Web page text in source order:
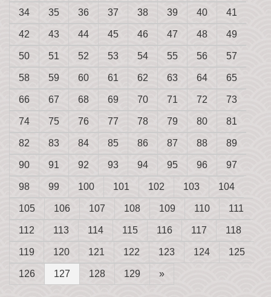
34 35 36 37 38 39 40 41
42 43 44 45 46 47 48 49
50 51 52 53 54 55 56 57
58 59 60 61 62 63 64 65
66 67 68 69 70 71 72 73
74 75 76 77 78 79 80 81
82 83 84 85 86 87 88 89
90 91 92 93 94 95 96 97
98 99 100 101 102 103 104
105 106 107 108 109 110 111
112 113 114 115 116 117 118
119 120 121 122 123 124 125
126 127 128 129 »